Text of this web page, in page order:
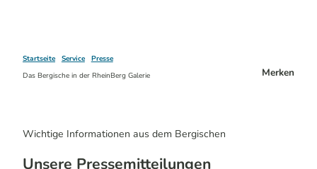
Startseite Service
Presse
Das Bergische in der RheinBerg Galerie
Merken
Wichtige Informationen aus dem Bergischen
Unsere Pressemitteilungen